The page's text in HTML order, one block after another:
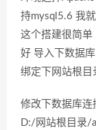
持mysql5.6 我
这个搭建很简单
好 导入下数据
绑定下网站根目
修改下数据库连
D:/网站根目录/